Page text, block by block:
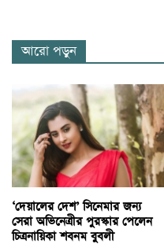
আরো পড়ুন
‘দেয়ালের দেশ’ সিনেমার জন্য
সেরা অভিনেত্রীর পুরস্কার পেলেন
চিত্রনায়িকা শবনম বুবলী